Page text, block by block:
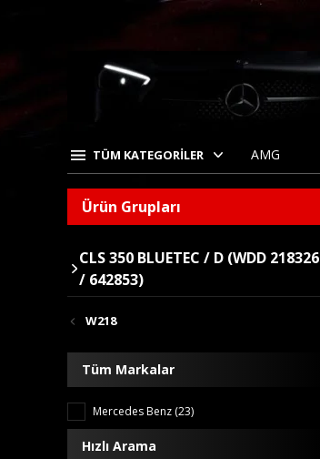
TÜM KATEGORİLER AMG
Ürün Grupları
CLS 350 BLUETEC / D (WDD 218326
/ 642853)
W218
Tüm Markalar
Mercedes Benz (23)
Hızlı Arama